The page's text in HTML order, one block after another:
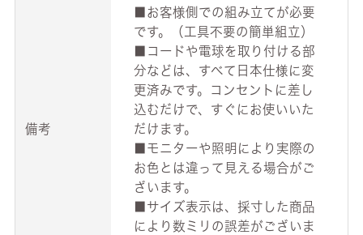
備考
■お客様側での組み立てが必要
です。（工具不要の簡単組立）
■コードや電球を取り付ける部
分などは、すべて日本仕様に変
更済みです。コンセントに差し
込むだけで、すぐにお使いいた
だけます。
■モニターや照明により実際の
お色とは違って見える場合がご
ざいます。
■サイズ表示は、採寸した商品
により数ミリの誤差がございま